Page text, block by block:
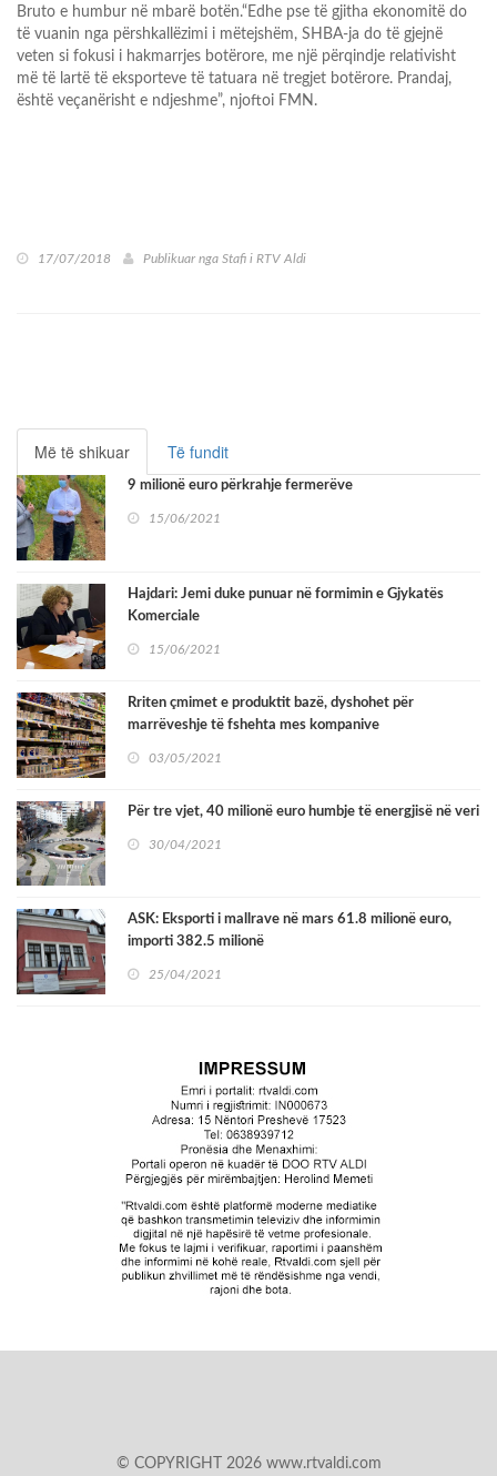
Bruto e humbur në mbarë botën.“Edhe pse të gjitha ekonomitë do
të vuanin nga përshkallëzimi i mëtejshëm, SHBA-ja do të gjejnë
veten si fokusi i hakmarrjes botërore, me një përqindje relativisht
më të lartë të eksporteve të tatuara në tregjet botërore. Prandaj,
është veçanërisht e ndjeshme”, njoftoi FMN.
17/07/2018 Publikuar nga Stafi i RTV Aldi
Më të shikuar Të fundit
9 milionë euro përkrahje fermerëve
15/06/2021
Hajdari: Jemi duke punuar në formimin e Gjykatës
Komerciale
15/06/2021
Rriten çmimet e produktit bazë, dyshohet për
marrëveshje të fshehta mes kompanive
03/05/2021
Për tre vjet, 40 milionë euro humbje të energjisë në veri
30/04/2021
ASK: Eksporti i mallrave në mars 61.8 milionë euro,
importi 382.5 milionë
25/04/2021
© COPYRIGHT 2026 www.rtvaldi.com